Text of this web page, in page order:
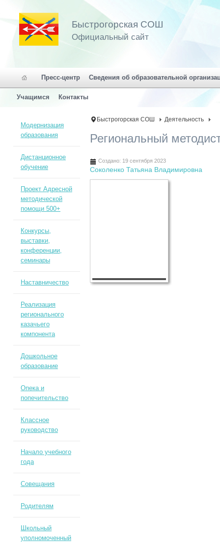
Быстрогорская СОШ
Официальный сайт
Пресс-центр Сведения об образовательной
Учащимся Контакты
Быстрогорская СОШ Деятельность
Региональный
Создано: 19 сентября 2023
Соколенко Татьяна Владимировна
Модернизация
образования
Дистанционное
обучение
Проект Адресной
методической
помощи 500+
Конкурсы,
выставки,
конференции,
семинары
Наставничество
Реализация
регионального
казачьего
компонента
Дошкольное
образование
Опека и
попечительство
Классное
руководство
Начало учебного
года
Совещания
Родителям
Школьный
уполномоченный